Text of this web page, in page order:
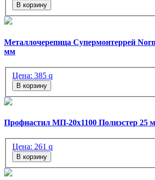
В корзину
Металлочерепица Супермонтеррей
мм
Цена: 385 q
В корзину
Профнастил МП-20х1100 Полиэстер 25
Цена: 261 q
В корзину